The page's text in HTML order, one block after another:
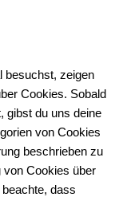
besuchst, zeigen
Cookies. Sobald
gibst du uns deine
von Cookies
beschrieben zu
von Cookies über
dass